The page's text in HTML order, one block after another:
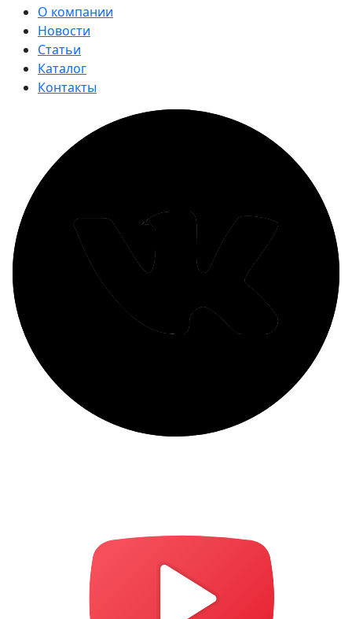
О компании
Новости
Статьи
Каталог
Контакты